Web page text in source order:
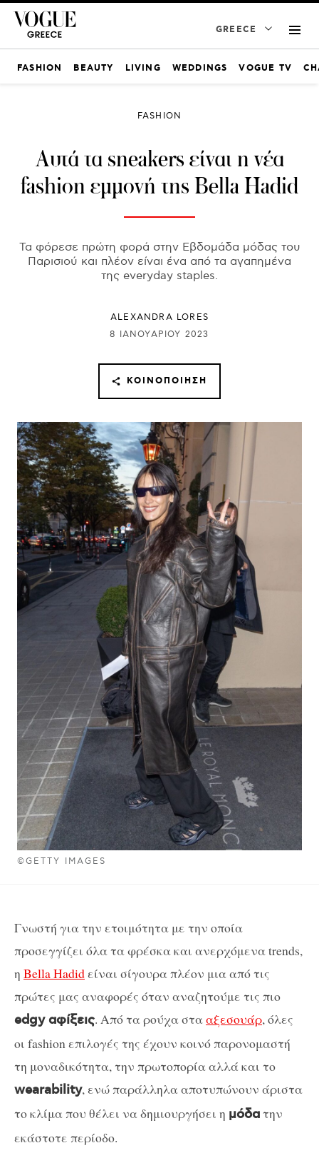
GREECE
FASHION BEAUTY LIVING WEDDINGS VOGUE TV
©GETTY IMAGES
FASHION
Αυτά τα sneakers είναι η νέα
fashion εμμονή της Bella Hadid
Τα φόρεσε πρώτη φορά στην Εβδομάδα μόδας του
Παρισιού και πλέον είναι ένα από τα αγαπημένα
της everyday staples.
ALEXANDRA LORES
8 ΙΑΝΟΥΑΡΊΟΥ 2023
ΚΟΙΝΟΠΟΊΗΣΗ
Γνωστή για την ετοιμότητα με την οποία
προσεγγίζει όλα τα φρέσκα και ανερχόμενα trends,
η Bella Hadidείναι σίγουρα πλέον μια από τις
πρώτες μας αναφορές όταν αναζητούμε τις πιο
edgy αφίξεις. Από τα ρούχα στααξεσουάρ, όλες
οι fashion επιλογές της έχουν κοινό παρονομαστή
τη μοναδικότητα, την πρωτοπορία αλλά και το
wearability, ενώ παράλληλα αποτυπώνουν άριστα
το κλίμα που θέλει να δημιουργήσει η μόδατην
εκάστοτε περίοδο.